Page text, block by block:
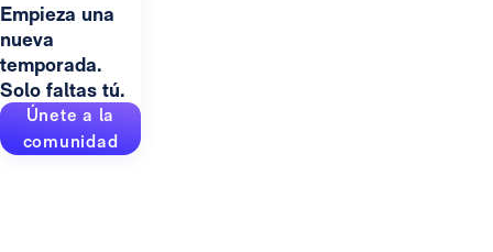
Empieza una
nueva
temporada.
Solo faltas tú.
Únete a la
comunidad